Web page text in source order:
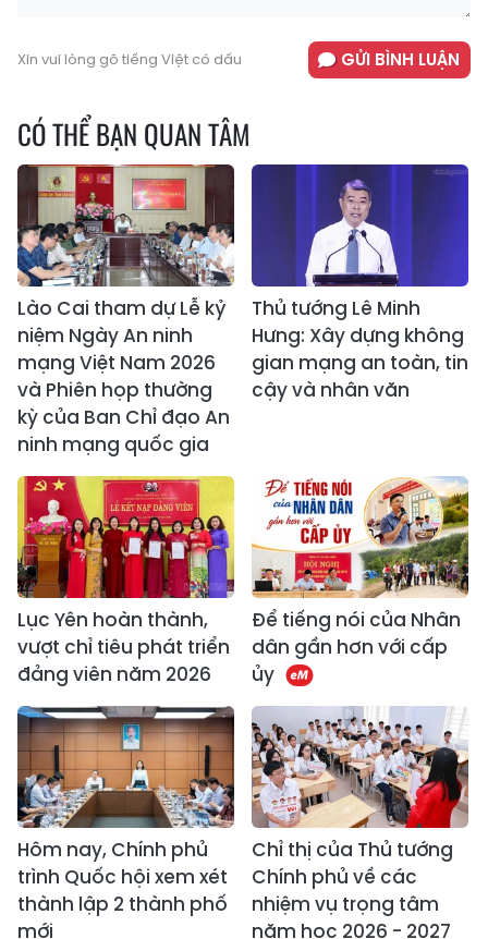
Xin vui lòng gõ tiếng Việt có dấu GỬI BÌNH LUẬN
CÓ THỂ BẠN QUAN TÂM
Lào Cai tham dự Lễ kỷ
niệm Ngày An ninh
mạng Việt Nam 2026
và Phiên họp thường
kỳ của Ban Chỉ đạo An
ninh mạng quốc gia
Thủ tướng Lê Minh
Hưng: Xây dựng không
gian mạng an toàn, tin
cậy và nhân văn
Lục Yên hoàn thành,
vượt chỉ tiêu phát triển
đảng viên năm 2026
Để tiếng nói của Nhân
dân gần hơn với cấp
ủy
Hôm nay, Chính phủ
trình Quốc hội xem xét
thành lập 2 thành phố
mới
Chỉ thị của Thủ tướng
Chính phủ về các
nhiệm vụ trọng tâm
năm học 2026 - 2027